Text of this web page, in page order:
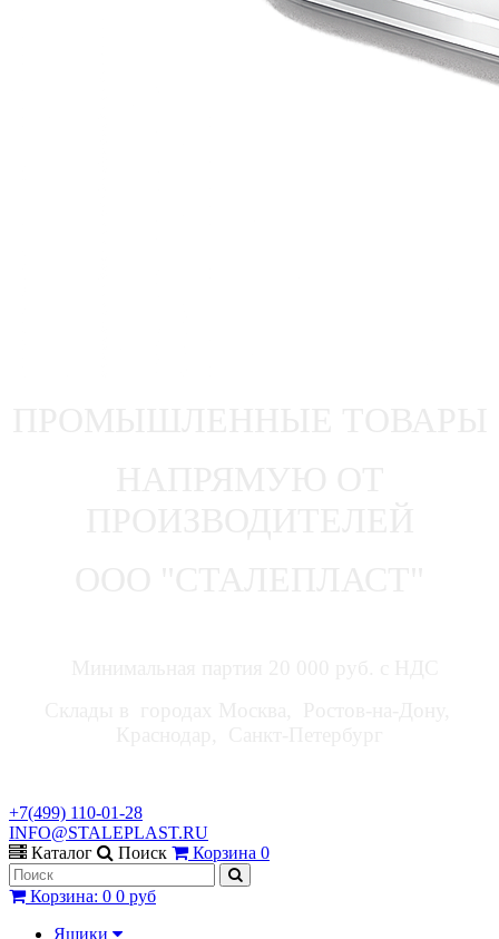
+7(499) 110-01-28
INFO@STALEPLAST.RU
Каталог
Поиск Корзина 0
Корзина: 0 0 руб
Ящики